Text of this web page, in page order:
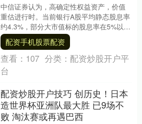
中信证券认为，高确定性权益资产，价值
重估进行时。当前银行A股平均静态股息率
约4.3%，部分大市值标的股息率在5%以
上，平均静态PB为0.60x。展望2026—2....
配资手机股票配资
查看： 107 分类： 配资炒股开户平
台
配资炒股开户技巧 创历史！日本
造世界杯亚洲队最大胜 已9场不
败 淘汰赛或再遇巴西